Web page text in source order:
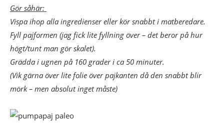
Gör såhär:
Vispa ihop alla ingredienser eller kör snabbt i matberedare.
Fyll pajformen (jag fick lite fyllning över – det beror på hur
högt/tunt man gör skalet).
Grädda i ugnen på 160 grader i ca 50 minuter.
(Vik gärna över lite folie över pajkanten då den snabbt blir
mörk – men absolut inget måste)